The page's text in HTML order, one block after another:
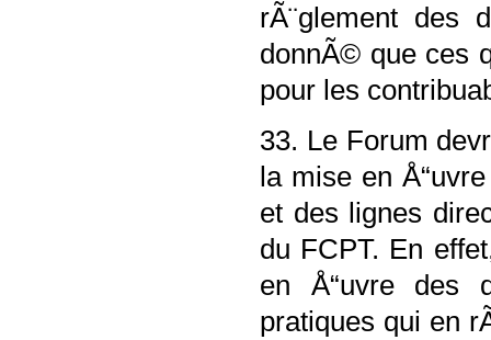
rÃ¨glement des
donnÃ© que ces
pour les
33. Le Forum
la mise en
et des lignes
du FCPT. En
en Å“uvre des
pratiques qui en